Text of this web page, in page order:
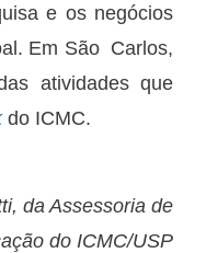
e os negócios
Em São Carlos,
atividades que
do ICMC.
da Assessoria de
do ICMC/USP